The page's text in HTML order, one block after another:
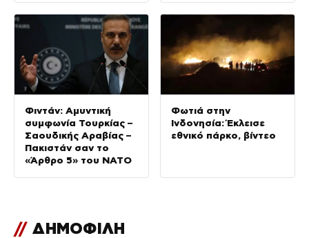
Φιντάν: Αμυντική
συμφωνία Τουρκίας –
Σαουδικής Αραβίας –
Πακιστάν σαν το
«Άρθρο 5» του ΝΑΤΟ
Φωτιά στην
Ινδονησία: Έκλεισε
εθνικό πάρκο, βίντεο
// ΔΗΜΟΦΙΛΗ